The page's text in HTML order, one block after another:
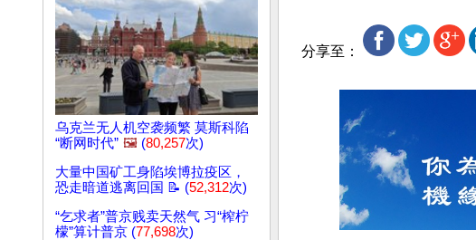
乌克兰无人机空袭频繁 莫斯科陷
“断网时代” 🖼️ (80,257次)
大量中国矿工身陷埃博拉疫区，
恐走暗道逃离回国 📝 (52,312次)
“乞求者”普京贱卖天然气 习“榨柠
檬”算计普京 (77,698次)
分享至：